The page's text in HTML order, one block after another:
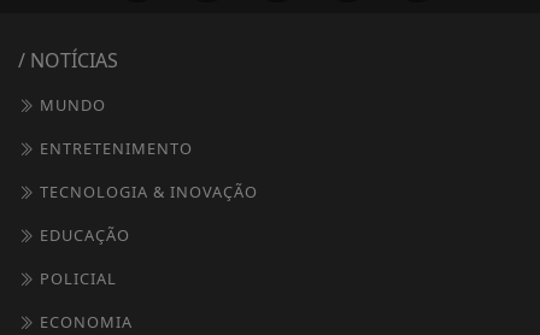
/ NOTÍCIAS
MUNDO
ENTRETENIMENTO
TECNOLOGIA & INOVAÇÃO
EDUCAÇÃO
POLICIAL
ECONOMIA